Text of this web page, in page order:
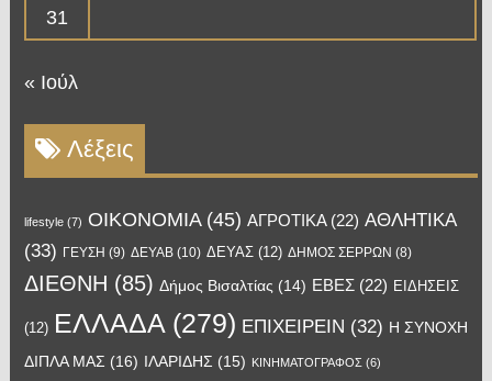
31
« Ιούλ
Λέξεις
lifestyle(7) OIKONOMIA(45) ΑΓΡΟΤΙΚΑ(22) ΑΘΛΗΤΙΚΑ
(33) ΓΕΥΣΗ (9) ΔΕΥΑΒ(10) ΔΕΥΑΣ(12) ΔΗΜΟΣ ΣΕΡΡΩΝ (8)
ΔΙΕΘΝΗ (85) Δήμος Βισαλτίας (14) ΕΒΕΣ(22) ΕΙΔΗΣΕΙΣ
(12) ΕΛΛΑΔΑ(279) ΕΠΙΧΕΙΡΕΙΝ (32) Η ΣΥΝΟΧΗ
ΔΙΠΛΑ ΜΑΣ (16) ΙΛΑΡΙΔΗΣ (15) ΚΙΝΗΜΑΤΟΓΡΑΦΟΣ (6)